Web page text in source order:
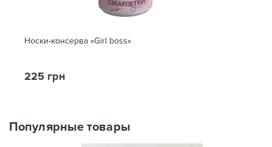
Носки-консерва «Girl boss»
225 грн
Популярные товары